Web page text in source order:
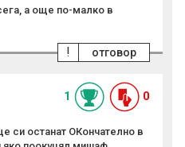
а още по-малко в
отговор
!
1 0
си останат ОКончателно в